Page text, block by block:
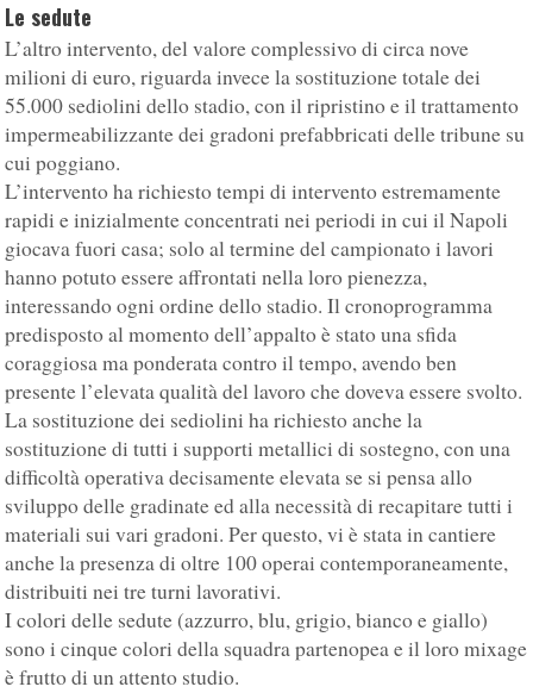
Le sedute
L’altro intervento, del valore complessivo di circa nove
milioni di euro, riguarda invece la sostituzione totale dei
55.000 sediolini dello stadio, con il ripristino e il trattamento
impermeabilizzante dei gradoni prefabbricati delle tribune su
cui poggiano.
L’intervento ha richiesto tempi di intervento estremamente
rapidi e inizialmente concentrati nei periodi in cui il Napoli
giocava fuori casa; solo al termine del campionato i lavori
hanno potuto essere affrontati nella loro pienezza,
interessando ogni ordine dello stadio. Il cronoprogramma
predisposto al momento dell’appalto è stato una sfida
coraggiosa ma ponderata contro il tempo, avendo ben
presente l’elevata qualità del lavoro che doveva essere svolto.
La sostituzione dei sediolini ha richiesto anche la
sostituzione di tutti i supporti metallici di sostegno, con una
difficoltà operativa decisamente elevata se si pensa allo
sviluppo delle gradinate ed alla necessità di recapitare tutti i
materiali sui vari gradoni. Per questo, vi è stata in cantiere
anche la presenza di oltre 100 operai contemporaneamente,
distribuiti nei tre turni lavorativi.
I colori delle sedute (azzurro, blu, grigio, bianco e giallo)
sono i cinque colori della squadra partenopea e il loro mixage
è frutto di un attento studio.